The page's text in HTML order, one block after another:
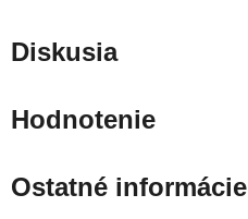
Diskusia
Hodnotenie
Ostatné informácie